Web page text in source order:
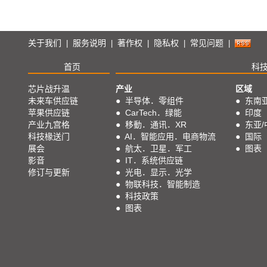
显示科技与应用
智能穿戴
移動設備与应用
智能制造
关于我们 服务说明 著作权 隐私权 常见问题
首页 科
芯片战升温
未来车供应链
苹果供应链
产业九宫格
科技椽送门
展会
影音
修订与更新
产业
● 半导体．零组件
● CarTech．绿能
● 移動．通讯．XR
● AI．智能应用．电商物流
● 航太．卫星．军工
● IT．系统供应链
● 光电．显示．光学
● 物联科技．智能制造
● 科技政策
●
图表
区域
● 东南
● 印度
● 东亚/
●
国际
●
图表